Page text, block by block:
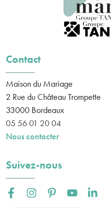
Contact
Maison du Mariage
2 Rue du Château Trompette
33000 Bordeaux
05 56 01 20 04
Nous contacter
Suivez-nous
Facebook :Instagram :Pinterest :Youtube :